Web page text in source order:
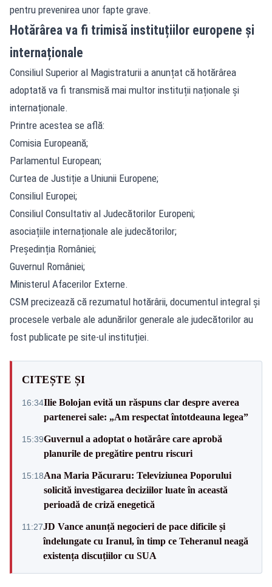
pentru prevenirea unor fapte grave.
Hotărârea va fi trimisă instituțiilor europene și
internaționale
Consiliul Superior al Magistraturii a anunțat că hotărârea
adoptată va fi transmisă mai multor instituții naționale și
internaționale.
Printre acestea se află:
Comisia Europeană;
Parlamentul European;
Curtea de Justiție a Uniunii Europene;
Consiliul Europei;
Consiliul Consultativ al Judecătorilor Europeni;
asociațiile internaționale ale judecătorilor;
Președinția României;
Guvernul României;
Ministerul Afacerilor Externe.
CSM precizează că rezumatul hotărârii, documentul integral și
procesele verbale ale adunărilor generale ale judecătorilor au
fost publicate pe site-ul instituției.
CITEȘTE ȘI
16:34Ilie Bolojan evită un răspuns clar despre averea
partenerei sale: „Am respectat întotdeauna legea”
15:39Guvernul a adoptat o hotărâre care aprobă
planurile de pregătire pentru riscuri
15:18Ana Maria Păcuraru: Televiziunea Poporului
solicită investigarea deciziilor luate în această
perioadă de criză enegetică
11:27JD Vance anunță negocieri de pace dificile și
îndelungate cu Iranul, în timp ce Teheranul neagă
existența discuțiilor cu SUA